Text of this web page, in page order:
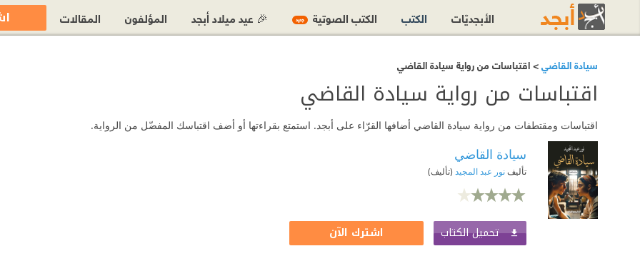
سيادة القاضي> اقتباسات من رواية سيادة القاضي
اقتباسات من رواية سيادة القاضي
اقتباسات ومقتطفات من رواية سيادة القاضي أضافها القرّاء على أبجد. استمتع بقراءتها أو أضف اقتباسك المفضّل من الرواية.
سيادة القاضي
تأليفنور عبد المجيد (تأليف)
تحميل الكتاب اشترك الآن
الأبجديّات الكتب الكتب الصوتية جديد 🎉 عيد ميلاد أبجد المؤلفون المقالات